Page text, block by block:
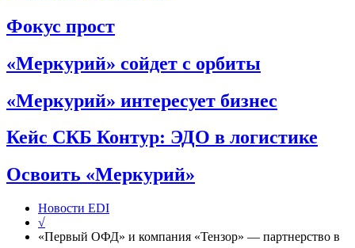
Фокус прост
«Меркурий» сойдет с орбиты
«Меркурий» интересует бизнес
Кейс СКБ Контур: ЭДО в логистике
Освоить «Меркурий»
Новости EDI
√
«Первый ОФД» и компания «Тензор» — партнерство в